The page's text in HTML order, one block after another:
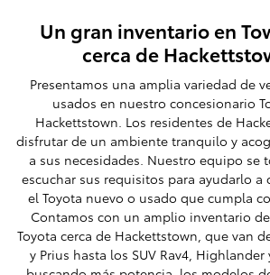
Un gran inventario en
cerca de
Presentamos una amplia variedad de
usados ​​en nuestro concesionario
Hackettstown. Los residentes de
disfrutar de un ambiente tranquilo y
a sus necesidades. Nuestro equipo se
escuchar sus requisitos para ayudarlo a
el Toyota nuevo o usado que cumpla
Contamos con un amplio inventario
Toyota cerca de Hackettstown, que van
y Prius hasta los SUV Rav4, Highlander